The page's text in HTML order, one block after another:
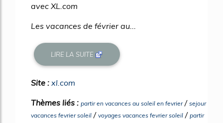
avec XL.com
Les vacances de février au...
LIRE LA SUITE
Site : xl.com
Thèmes liés : partir en vacances au soleil en fevrier/ sejour
vacances fevrier soleil / voyages vacances fevrier soleil / partir